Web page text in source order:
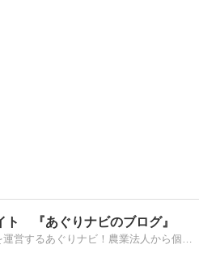
ト 『あぐりナビのブログ』
農業求人ポータルサイトを運営するあぐりナビ！農業法人から個人農家、酪農求人まで全国最大級の掲載数を誇る当社が、おすすめの求人や農業界の動向を詳しくお伝えします。